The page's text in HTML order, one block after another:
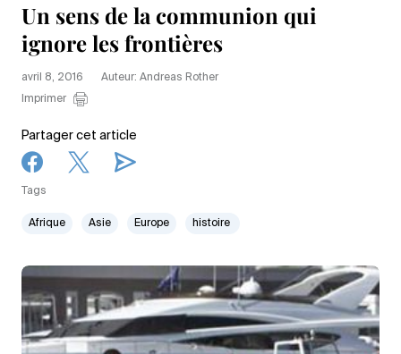
Un sens de la communion qui
ignore les frontières
avril 8, 2016
Auteur: Andreas Rother
Imprimer
Partager cet article
Tags
Afrique Asie Europe histoire